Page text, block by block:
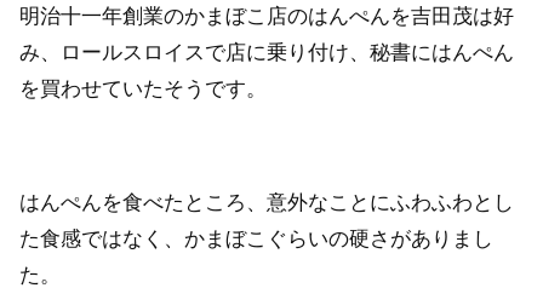
明治十一年創業のかまぼこ店のはんぺんを吉田茂は好
み、ロールスロイスで店に乗り付け、秘書にはんぺん
を買わせていたそうです。
はんぺんを食べたところ、意外なことにふわふわとし
た食感ではなく、かまぼこぐらいの硬さがありまし
た。